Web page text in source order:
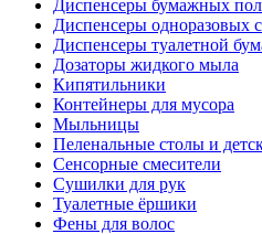
Диспенсеры бумажных
Диспенсеры одноразовых
Диспенсеры туалетной
Дозаторы жидкого мыла
Кипятильники
Контейнеры для мусора
Мыльницы
Пеленальные столы и
Сенсорные смесители
Сушилки для рук
Туалетные ёршики
Фены для волос